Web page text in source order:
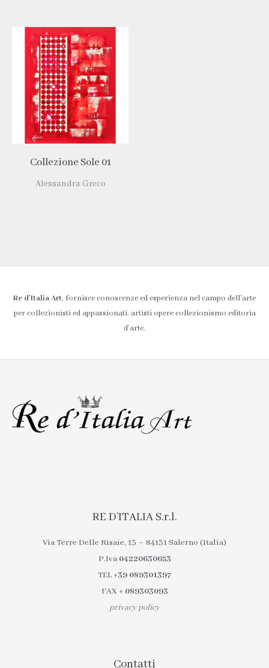
Collezione Sole 01
Alessandra Greco
Re d’Italia Art, fornisce conoscenze ed esperienza nel campo dell’arte
per collezionisti ed appassionati. artisti opere collezionismo editoria
d'arte.
RE D’ITALIA S.r.l.
Via Terre Delle Risaie, 13 – 84131 Salerno (Italia)
P.Iva 04220630653
TEL+39 089301397
FAX+ 089303093
privacy policy
Contatti